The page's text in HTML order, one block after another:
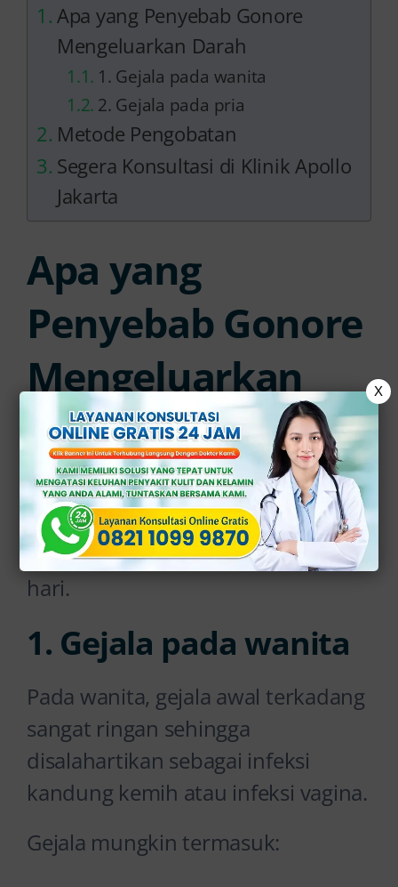
Apa yang Penyebab Gonore
Mengeluarkan Darah
1. Gejala pada wanita
2. Gejala pada pria
Metode Pengobatan
Segera Konsultasi di Klinik Apollo
Jakarta
Apa yang
Penyebab Gonore
Mengeluarkan
Darah
Masa inkubasi atau waktu dari
paparan bakteri hingga gejala
berkembang biasanya 2 hingga 5
hari.
1. Gejala pada wanita
Pada wanita, gejala awal terkadang
sangat ringan sehingga
disalahartikan sebagai infeksi
kandung kemih atau infeksi vagina.
Gejala mungkin termasuk:
X